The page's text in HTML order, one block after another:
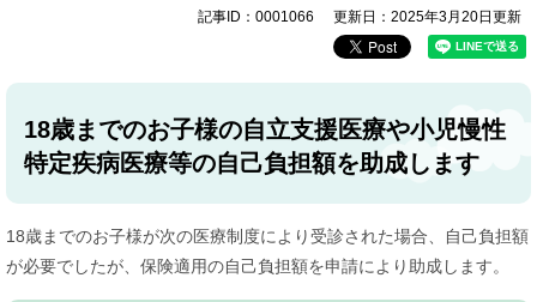
記事ID：0001066 更新日：2025年3月20日更新
18歳までのお子様の自立支援医療や小児慢性
特定疾病医療等の自己負担額を助成します
18歳までのお子様が次の医療制度により受診された場合、自己負担額
が必要でしたが、保険適用の自己負担額を申請により助成します。